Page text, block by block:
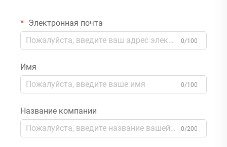
Электронная почта
0/100
Имя
0/100
Название компании
0/200